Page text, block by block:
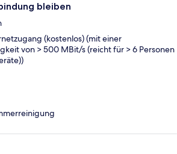
bleiben
(kostenlos) (mit einer
von > 500 MBit/s (reicht für > 6 Personen